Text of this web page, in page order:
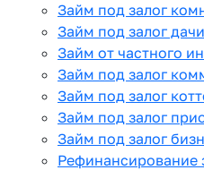
Займ под залог
Займ под залог дачи
Займ от частного
Займ под залог
Займ под залог
Займ под залог
Займ под залог
Рефинансирование